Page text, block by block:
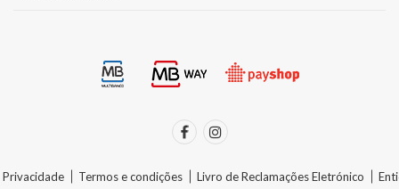
Termos e condições Livro de Reclamações Eletrónico